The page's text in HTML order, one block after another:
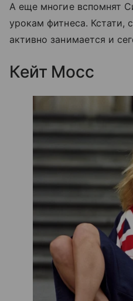
А еще многие вспомнят
урокам фитнеса. Кстати,
активно занимается и
Кейт Мосс